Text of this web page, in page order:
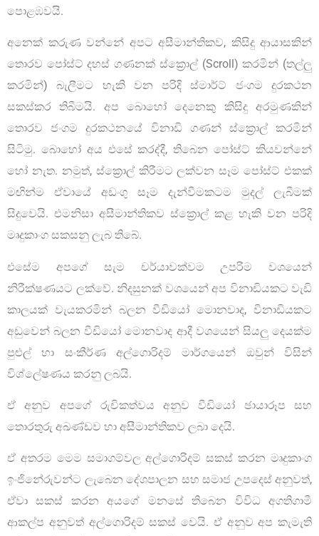
පොළඹවයි.
අනෙක් කරුණ වන්නේ අපට අසීමාන්තිකව, කිසිදු ආයාසකින්
තොරව පෝස්ට් දහස් ගණනක් ස්ක්‍රොල් (Scroll) කරමින් (තල්ලු
කරමින්) බැලීමට හැකි වන පරිදි ස්මාර්ට් ජංගම දුරකථන
සකස්කර තිබීමයි. අප බොහෝ දෙනෙකු කිසිදු අරමුණකින්
තොරව ජංගම දුරකථනයේ විනාඩි ගණන් ස්ක්‍රොල් කරමින්
සිටිමු. බොහෝ අය එසේ කරද්දී, තිබෙන පෝස්ට් කියවන්නේ
හෝ නැත. නමුත්, ස්ක්‍රොල් කිරීමට ලක්වන සෑම පෝස්ට් එකක්
මඟින්ම ඒවායේ අඩංගු සෑම දැන්වීමකටම මුදල් ලැබීමක්
සිදුවෙයි. එමනිසා අසීමාන්තිකව ස්ක්‍රොල් කළ හැකි වන පරිදි
මෘදුකාංග සකසනු ලැබ තිබේ.
එසේම අපගේ සැම චර්යාවක්වම උපරිම වශයෙන්
නිරීක්ෂණයට ලක්වේ. නිදසුනක් වශයෙන් අප විනාඩියකට වැඩි
කාලයක් වැයකරමින් බලන වීඩියෝ මොනවාද, විනාඩියකට
අඩුවෙන් බලන වීඩියෝ මොනවාද ආදී වශයෙන් සියලු දෙයක්ම
පුළුල් හා සංකීර්ණ අල්ගොරිදම් මාර්ගයෙන් ඔවුන් විසින්
විශ්ලේෂණය කරනු ලබයි.
ඒ අනුව අපගේ රුචිකත්වය අනුව වීඩියෝ ඡායාරූප සහ
තොරතුරු අඛණ්ඩව හා අසීමාන්තිකව ලබා දෙයි.
ඒ අතරම මෙම සමාගම්වල අල්ගොරිදම් සකස් කරන මෘදුකාංග
ඉංජිනේරුවන්ට ලැබෙන දේශපාලන සහ සමාජ උපදෙස් අනුවත්,
ඒවා සකස් කරන අයගේ මනසේ තිබෙන විවිධ අගතිගාමී
ආකල්ප අනුවත් අල්ගොරිදම් සකස් වෙයි. ඒ අනුව අප කැමැති